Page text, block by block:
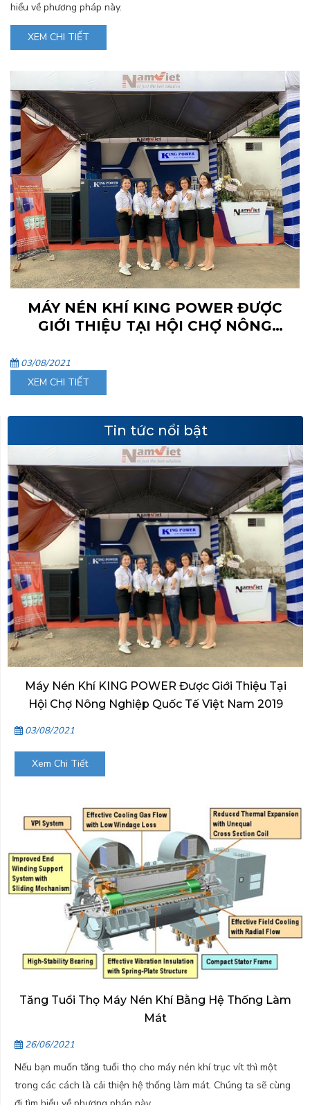
hiểu về phương pháp này.
XEM CHI TIẾT
MÁY NÉN KHÍ KING POWER ĐƯỢC
GIỚI THIỆU TẠI HỘI CHỢ NÔNG
03/08/2021
XEM CHI TIẾT
Tin tức nổi bật
Máy Nén Khí KING POWER Được Giới Thiệu Tại
Hội Chợ Nông Nghiệp Quốc Tế Việt Nam 2019
03/08/2021
Xem Chi Tiết
Tăng Tuổi Thọ Máy Nén Khí Bằng Hệ Thống Làm
Mát
26/06/2021
Nếu bạn muốn tăng tuổi thọ cho máy nén khí trục vít thì một
trong các cách là cải thiện hệ thống làm mát. Chúng ta sẽ cùng